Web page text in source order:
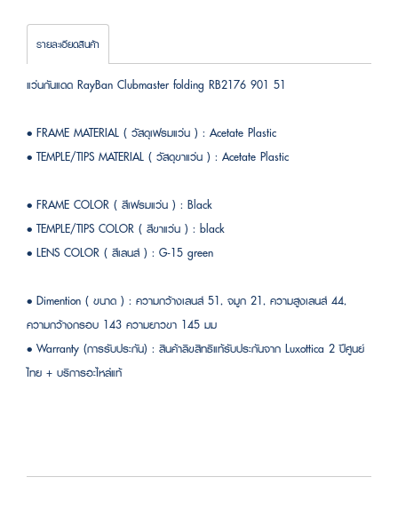
รายละเอียดสินค้า
แว่นกันแดด RayBan Clubmaster folding RB2176 901 51
• FRAME MATERIAL ( วัสดุเฟรมแว่น ) : Acetate Plastic
• TEMPLE/TIPS MATERIAL ( วัสดุขาแว่น ) : Acetate Plastic
• FRAME COLOR ( สีเฟรมแว่น ) : Black
• TEMPLE/TIPS COLOR ( สีขาแว่น ) : black
• LENS COLOR ( สีเลนส์ ) : G-15 green
• Dimention ( ขนาด ) : ความกว้างเลนส์ 51, จมูก 21, ความสูงเลนส์ 44,
ความกว้างกรอบ 143 ความยาวขา 145 มม
• Warranty (การรับประกัน) : สินค้าลิขสิทธิแท้รับประกันจาก Luxottica 2 ปีศูนย์
ไทย + บริการอะไหล่แท้